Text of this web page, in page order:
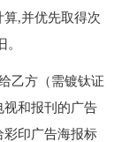
,并优先取得次
乙方（需镀钛证
视和报刊的广告
彩印广告海报标